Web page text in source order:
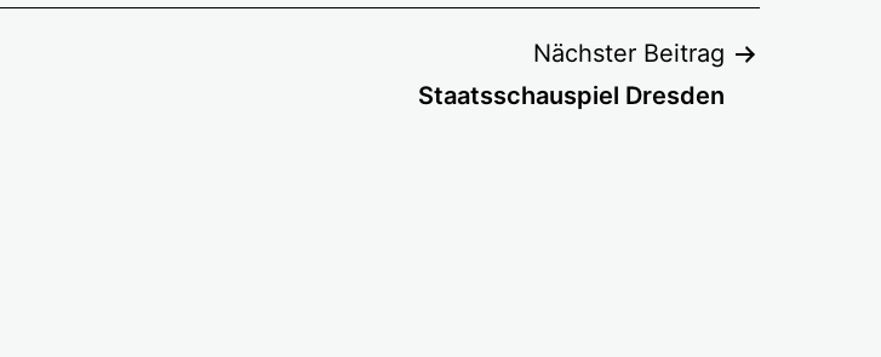
Nächster Beitrag
Staatsschauspiel Dresden